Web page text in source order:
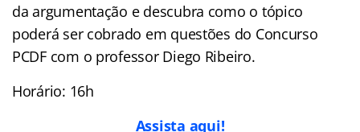
da argumentação e descubra como o tópico
poderá ser cobrado em questões do Concurso
PCDF com o professor Diego Ribeiro.
Horário: 16h
Assista aqui!